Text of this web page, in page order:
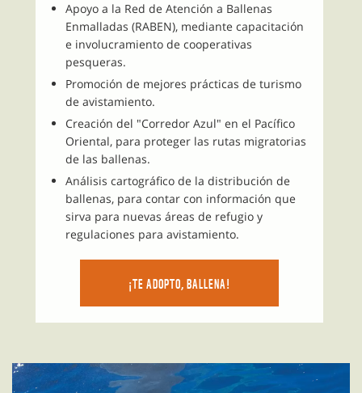
Apoyo a la Red de Atención a Ballenas
Enmalladas (RABEN), mediante capacitación
e involucramiento de cooperativas
pesqueras.
Promoción de mejores prácticas de turismo
de avistamiento.
Creación del "Corredor Azul" en el Pacífico
Oriental, para proteger las rutas migratorias
de las ballenas.
Análisis cartográfico de la distribución de
ballenas, para contar con información que
sirva para nuevas áreas de refugio y
regulaciones para avistamiento.
¡TE ADOPTO, BALLENA!